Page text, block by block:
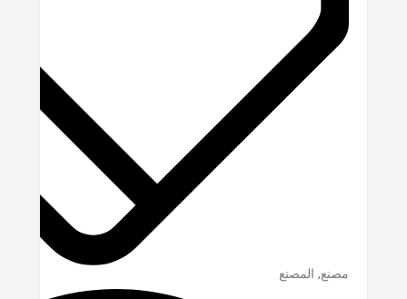
مصنع, المصنع